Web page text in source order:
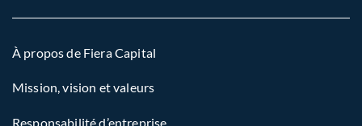
À propos de Fiera Capital
Mission, vision et valeurs
Responsabilité d’entreprise